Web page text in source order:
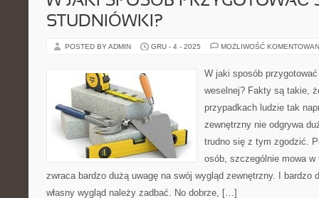
STUDNIÓWKI?
POSTED BY ADMIN GRU - 4 - 2025 MOŻLIWOŚĆ
W jaki sposób
weselnej? Fakty są takie,
przypadkach ludzie tak
zewnętrzny nie odgrywa
trudno się z tym zgodzić.
osób, szczególnie mowa
zwraca bardzo dużą uwagę na swój wygląd zewnętrzny. I bardzo
własny wygląd należy zadbać. No dobrze, […]